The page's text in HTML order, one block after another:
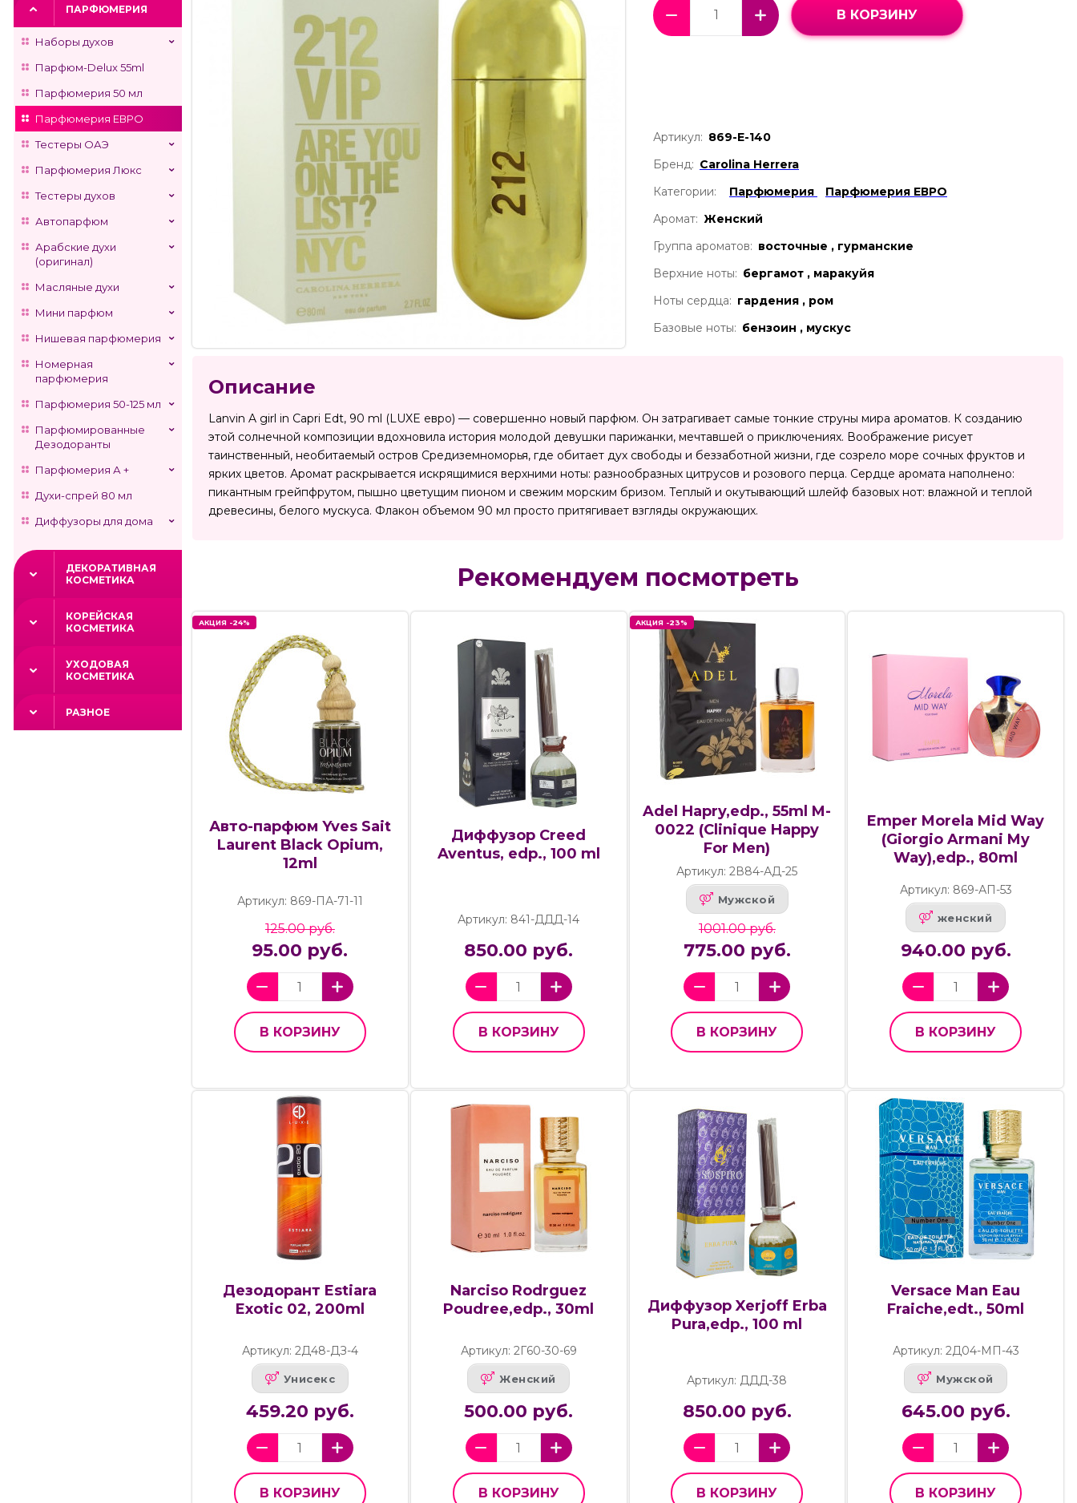
ПАРФЮМЕРИЯ
Наборы духов
Парфюм-Delux 55ml
Парфюмерия 50 мл
Парфюмерия ЕВРО
Тестеры ОАЭ
Парфюмерия Люкс
Тестеры духов
Автопарфюм
Арабские духи
(оригинал)
Масляные духи
Мини парфюм
Нишевая парфюмерия
Номерная
парфюмерия
Парфюмерия 50-125 мл
Парфюмированные
Дезодоранты
Парфюмерия А +
Духи-спрей 80 мл
Диффузоры для дома
ДЕКОРАТИВНАЯ
КОСМЕТИКА
КОРЕЙСКАЯ
КОСМЕТИКА
УХОДОВАЯ
КОСМЕТИКА
РАЗНОЕ
В КОРЗИНУ
Артикул: 869-Е-140
Бренд: Carolina Herrera
Категории:
Парфюмерия
Парфюмерия ЕВРО
Аромат: Женский
Группа ароматов: восточные , гурманские
Верхние ноты: бергамот , маракуйя
Ноты сердца: гардения , ром
Базовые ноты: бензоин , мускус
Описание
Lanvin A girl in Capri Edt, 90 ml (LUXE евро) — совершенно новый парфюм. Он затрагивает самые тонкие струны мира ароматов. К созданию
этой солнечной композиции вдохновила история молодой девушки парижанки, мечтавшей о приключениях. Воображение рисует
таинственный, необитаемый остров Средиземноморья, где обитает дух свободы и беззаботной жизни, где созрело море сочных фруктов и
ярких цветов. Аромат раскрывается искрящимися верхними ноты: разнообразных цитрусов и розового перца. Сердце аромата наполнено:
пикантным грейпфрутом, пышно цветущим пионом и свежим морским бризом. Теплый и окутывающий шлейф базовых нот: влажной и теплой
древесины, белого мускуса. Флакон объемом 90 мл просто притягивает взгляды окружающих.
Рекомендуем посмотреть
АКЦИЯ -24%
Авто-парфюм Yves Sait
Laurent Black Opium,
12ml
Артикул: 869-ПА-71-11
125.00 руб.
95.00 руб.
В КОРЗИНУ
Диффузор Creed
Aventus, edp., 100 ml
Артикул: 841-ДДД-14
850.00 руб.
В КОРЗИНУ
АКЦИЯ -23%
Adel Hapry,edp., 55ml M-
0022 (Clinique Happy
For Men)
Артикул: 2В84-АД-25
Мужской
1001.00 руб.
775.00 руб.
В КОРЗИНУ
Emper Morela Mid Way
(Giorgio Armani My
Way),edp., 80ml
Артикул: 869-АП-53
женский
940.00 руб.
В КОРЗИНУ
Дезодорант Estiara
Exotic 02, 200ml
Артикул: 2Д48-ДЗ-4
Унисекс
459.20 руб.
В КОРЗИНУ
Narciso Rodrguez
Poudree,edp., 30ml
Артикул: 2Г60-30-69
Женский
500.00 руб.
В КОРЗИНУ
Диффузор Xerjoff Erba
Pura,edp., 100 ml
Артикул: ДДД-38
850.00 руб.
В КОРЗИНУ
Versace Man Eau
Fraiche,edt., 50ml
Артикул: 2Д04-МП-43
Мужской
645.00 руб.
В КОРЗИНУ